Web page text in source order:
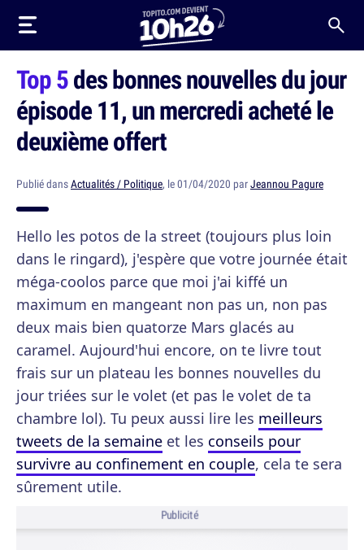
Top 5des bonnes nouvelles du jour
épisode 11, un mercredi acheté le
deuxième offert
Publié dansActualités / Politique, le 01/04/2020 parJeannou Pagure
Hello les potos de la street (toujours plus loin
dans le ringard), j'espère que votre journée était
méga-coolos parce que moi j'ai kiffé un
maximum en mangeant non pas un, non pas
deux mais bien quatorze Mars glacés au
caramel. Aujourd'hui encore, on te livre tout
frais sur un plateau les bonnes nouvelles du
jour triées sur le volet (et pas le volet de ta
chambre lol). Tu peux aussi lire les meilleurs
tweets de la semaine et les conseils pour
survivre au confinement en couple, cela te sera
sûrement utile.
Publicité